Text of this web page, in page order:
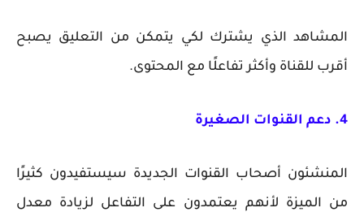
المشاهد الذي يشترك لكي يتمكن من التعليق يصبح
أقرب للقناة وأكثر تفاعلًا مع المحتوى.
4. دعم القنوات الصغيرة
المنشئون أصحاب القنوات الجديدة سيستفيدون كثيرًا
من الميزة لأنهم يعتمدون على التفاعل لزيادة معدل